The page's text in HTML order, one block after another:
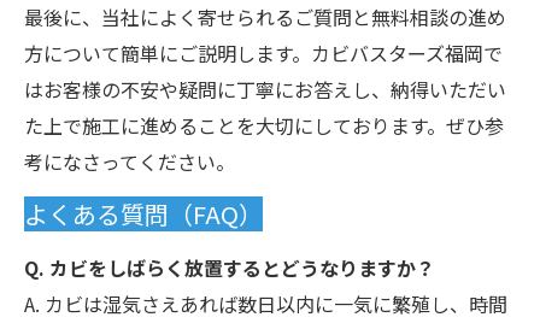
最後に、当社によく寄せられるご質問と無料相談の進め
方について簡単にご説明します。カビバスターズ福岡で
はお客様の不安や疑問に丁寧にお答えし、納得いただい
た上で施工に進めることを大切にしております。ぜひ参
考になさってください。
よくある質問（FAQ）
Q. カビをしばらく放置するとどうなりますか？
A. カビは湿気さえあれば数日以内に一気に繁殖し、時間